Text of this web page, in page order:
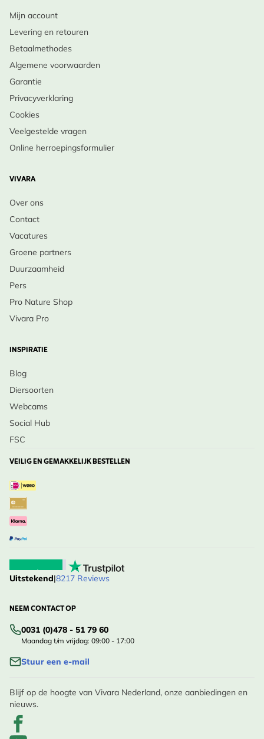
Mijn account
Levering en retouren
Betaalmethodes
Algemene voorwaarden
Garantie
Privacyverklaring
Cookies
Veelgestelde vragen
Online herroepingsformulier
VIVARA
Over ons
Contact
Vacatures
Groene partners
Duurzaamheid
Pers
Pro Nature Shop
Vivara Pro
INSPIRATIE
Blog
Diersoorten
Webcams
Social Hub
FSC
VEILIG EN GEMAKKELIJK BESTELLEN
Uitstekend|8217 Reviews
NEEM CONTACT OP
0031 (0)478 - 51 79 60
Maandag t/m vrijdag: 09:00 - 17:00
Stuur een e-mail
Blijf op de hoogte van Vivara Nederland, onze aanbiedingen en
nieuws.